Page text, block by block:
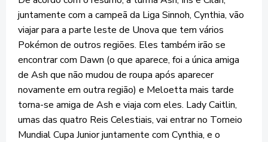
juntamente com a campeã da Liga Sinnoh, Cynthia, vão
viajar para a parte leste de Unova que tem vários
Pokémon de outros regiões. Eles também irão se
encontrar com Dawn (o que aparece, foi a única amiga
de Ash que não mudou de roupa após aparecer
novamente em outra região) e Meloetta mais tarde
torna-se amiga de Ash e viaja com eles. Lady Caitlin,
umas das quatro Reis Celestiais, vai entrar no Torneio
Mundial Cupa Junior juntamente com Cynthia, e o